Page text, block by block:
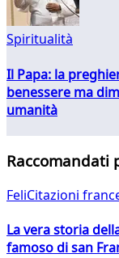
Spiritualità
Il Papa: la
benessere ma
umanità
Raccomandati
FeliCitazioni
La vera storia
famoso di san